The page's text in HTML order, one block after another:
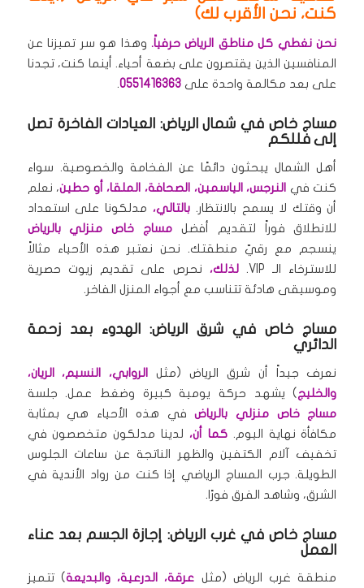
كنت، نحن الأقرب لك)
نحن نغطي كل مناطق الرياض حرفياً. وهذا هو سر تميزنا عن
المنافسين الذين يقتصرون على بضعة أحياء. أينما كنت، تجدنا
على بعد مكالمة واحدة على 0551416363
.
مساج خاص في شمال الرياض: العيادات الفاخرة تصل
إلى فللكم
أهل الشمال يبحثون دائمًا عن الفخامة والخصوصية. سواء
كنت في النرجس، الياسمين، الصحافة، الملقا، أو حطين، نعلم
أن وقتك لا يسمح بالانتظار. بالتالي، مدلكونا على استعداد
للانطلاق فوراً لتقديم أفضل مساج خاص منزلي بالرياض
ينسجم مع رقيّ منطقتك. نحن نعتبر هذه الأحياء مثالاً
للاسترخاء الـ VIP.
لذلك، نحرص على تقديم زيوت حصرية
وموسيقى هادئة تتناسب مع أجواء المنزل الفاخر.
مساج خاص في شرق الرياض: الهدوء بعد زحمة
الدائري
نعرف جيداً أن شرق الرياض (مثل الروابي، النسيم، الريان،
والخليج) يشهد حركة يومية كبيرة وضغط عمل. جلسة
مساج خاص منزلي بالرياضفي هذه الأحياء هي بمثابة
مكافأة نهاية اليوم.كما أن، لدينا مدلكون متخصصون في
تخفيف آلام الكتفين والظهر الناتجة عن ساعات الجلوس
الطويلة. جرب المساج الرياضي إذا كنت من رواد الأندية في
الشرق، وشاهد الفرق فورًا.
مساج خاص في غرب الرياض: إجازة الجسم بعد عناء
العمل
منطقة غرب الرياض (مثل عرقة، الدرعية، والبديعة) تتميز